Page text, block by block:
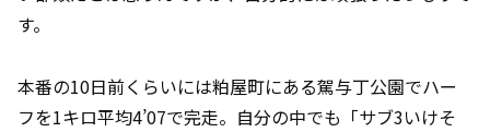
す。
本番の10日前くらいには粕屋町にある駕与丁公園でハー
フを1キロ平均4’07で完走。自分の中でも「サブ3いけそ